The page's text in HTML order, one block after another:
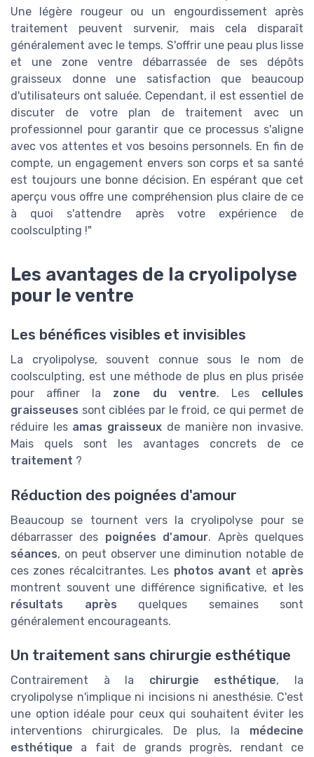
Une légère rougeur ou un engourdissement après
traitement peuvent survenir, mais cela disparaît
généralement avec le temps. S'offrir une peau plus lisse
et une zone ventre débarrassée de ses dépôts
graisseux donne une satisfaction que beaucoup
d'utilisateurs ont saluée. Cependant, il est essentiel de
discuter de votre plan de traitement avec un
professionnel pour garantir que ce processus s'aligne
avec vos attentes et vos besoins personnels. En fin de
compte, un engagement envers son corps et sa santé
est toujours une bonne décision. En espérant que cet
aperçu vous offre une compréhension plus claire de ce
à quoi s'attendre après votre expérience de
coolsculpting !"
Les avantages de la cryolipolyse
pour le ventre
Les bénéfices visibles et invisibles
La cryolipolyse, souvent connue sous le nom de
coolsculpting, est une méthode de plus en plus prisée
pour affiner la zone du ventre. Les cellules
graisseuses sont ciblées par le froid, ce qui permet de
réduire les amas graisseux de manière non invasive.
Mais quels sont les avantages concrets de ce
traitement ?
Réduction des poignées d'amour
Beaucoup se tournent vers la cryolipolyse pour se
débarrasser des poignées d'amour. Après quelques
séances, on peut observer une diminution notable de
ces zones récalcitrantes. Les photos avant et après
montrent souvent une différence significative, et les
résultats après quelques semaines sont
généralement encourageants.
Un traitement sans chirurgie esthétique
Contrairement à la chirurgie esthétique, la
cryolipolyse n'implique ni incisions ni anesthésie. C'est
une option idéale pour ceux qui souhaitent éviter les
interventions chirurgicales. De plus, la médecine
esthétique a fait de grands progrès, rendant ce